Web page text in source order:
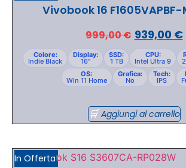
Vivobook 16 F1605VAPBF-
999,00€ 939,00 €
Colore:
Indie Black
Display:
16"
SSD:
1 TB
CPU:
Intel Ultra 9
OS:
Win 11 Home
Grafica:
No
Tech:
IPS
Aggiungi al carrello
In Offerta!